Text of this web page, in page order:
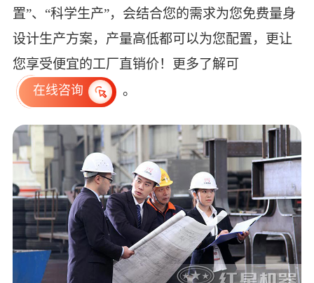
置”、“科学生产”，会结合您的需求为您免费量身
设计生产方案，产量高低都可以为您配置，更让
您享受便宜的工厂直销价！更多了解可
在线咨询 。